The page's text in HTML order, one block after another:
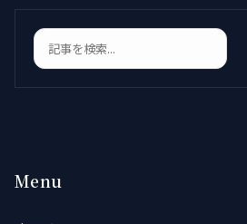
検索
Menu